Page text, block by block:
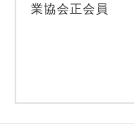
業協会正会員